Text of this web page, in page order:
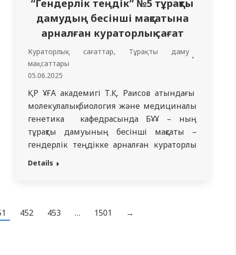
“Гендерлік теңдік” №5 тұрақты
дамудың бесінші мақсатына
арналған кураторлық сағат
Кураторлық сағаттар, Тұрақты даму
мақсаттары
05.06.2025
ҚР ҰҒА академигі Т.Қ. Раисов атындағы
молекулалық биология және медициналық
генетика кафедрасында БҰҰ – ның
тұрақты дамуының бесінші мақсаты –
гендерлік теңдікке арналған кураторлық
сағат өтті. Іс шараға кафедраның
болып саналады – бұл БҰҰ-ның тұрақты
Details
452 453 … 1501 →